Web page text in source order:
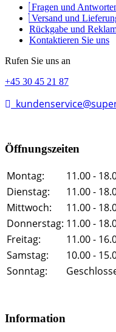
Fragen und
Versand und
Rückgabe und
Kontaktieren Sie uns
Rufen Sie uns an
+45 30 45 21 87
Öffnungszeiten
Montag:
11.00 -
Dienstag:
11.00 -
Mittwoch:
11.00 -
Donnerstag: 11.00 -
Freitag:
11.00 -
Samstag:
10.00 -
Sonntag:
Information